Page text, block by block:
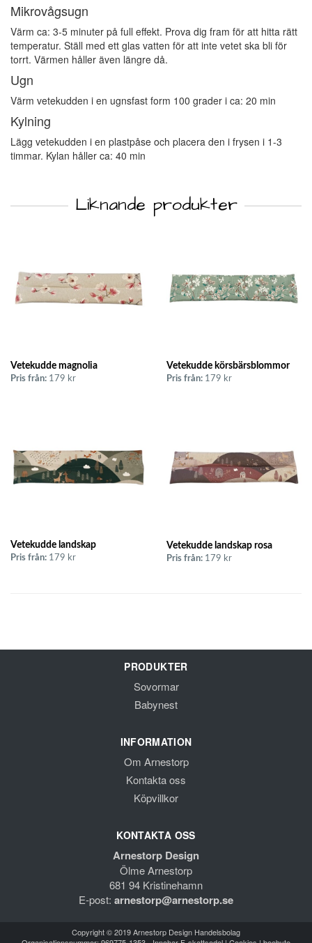
Mikrovågsugn
Värm ca: 3-5 minuter på full effekt. Prova dig fram för att hitta rätt
temperatur. Ställ med ett glas vatten för att inte vetet ska bli för
torrt. Värmen håller även längre då.
Ugn
Värm vetekudden i en ugnsfast form 100 grader i ca: 20 min
Kylning
Lägg vetekudden i en plastpåse och placera den i frysen i 1-3
timmar. Kylan håller ca: 40 min
Liknande produkter
Vetekudde magnolia
Pris från: 179 kr
Vetekudde körsbärsblommor
Pris från: 179 kr
Vetekudde landskap
Pris från: 179 kr
Vetekudde landskap rosa
Pris från: 179 kr
PRODUKTER
Sovormar
Babynest
INFORMATION
Om Arnestorp
Kontakta oss
Köpvillkor
KONTAKTA OSS
Arnestorp Design
Ölme Arnestorp
681 94 Kristinehamn
E-post: arnestorp@arnestorp.se
Copyright © 2019 Arnestorp Design Handelsbolag